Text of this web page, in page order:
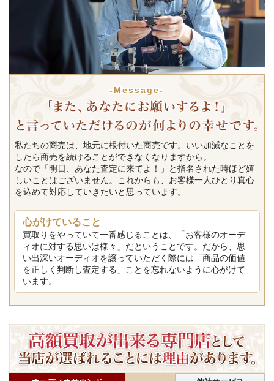
-Message-
私たちの商売は、地元に根付いた商売です。いい加減なことを
したら商売を続けることができなくなりますから。
なので「明日、あなた査定に来てよ！」と指名された時ほど嬉
しいことはございません。これからも、お客様一人ひとり真心
を込めて対応していきたいと思っています。
心がけていること
買取りをやっていて一番感じることは、「お客様のオーデ
ィオに対する思いは様々」だということです。だから、思
い出深いオーディオを譲っていただく際には「商品の価値
を正しく判断し査定する」ことを忘れないように心がけて
います。